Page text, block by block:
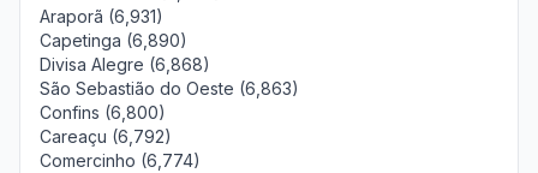
Araporã (6,931)
Capetinga (6,890)
Divisa Alegre (6,868)
São Sebastião do Oeste (6,863)
Confins (6,800)
Careaçu (6,792)
Comercinho (6,774)